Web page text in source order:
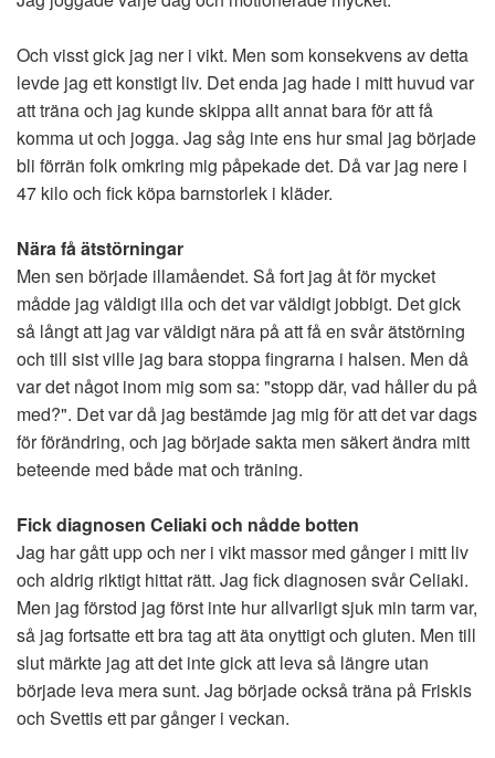
Och visst gick jag ner i vikt. Men som konsekvens av detta
levde jag ett konstigt liv. Det enda jag hade i mitt huvud var
att träna och jag kunde skippa allt annat bara för att få
komma ut och jogga. Jag såg inte ens hur smal jag började
bli förrän folk omkring mig påpekade det. Då var jag nere i
47 kilo och fick köpa barnstorlek i kläder.
Nära få ätstörningar
Men sen började illamåendet. Så fort jag åt för mycket
mådde jag väldigt illa och det var väldigt jobbigt. Det gick
så långt att jag var väldigt nära på att få en svår ätstörning
och till sist ville jag bara stoppa fingrarna i halsen. Men då
var det något inom mig som sa: "stopp där, vad håller du på
med?". Det var då jag bestämde jag mig för att det var dags
för förändring, och jag började sakta men säkert ändra mitt
beteende med både mat och träning.
Fick diagnosen Celiaki och nådde botten
Jag har gått upp och ner i vikt massor med gånger i mitt liv
och aldrig riktigt hittat rätt. Jag fick diagnosen svår Celiaki.
Men jag förstod jag först inte hur allvarligt sjuk min tarm var,
så jag fortsatte ett bra tag att äta onyttigt och gluten. Men till
slut märkte jag att det inte gick att leva så längre utan
började leva mera sunt. Jag började också träna på Friskis
och Svettis ett par gånger i veckan.